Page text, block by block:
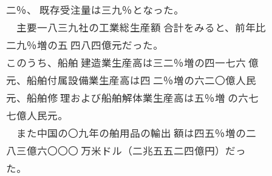
二％、 既存受注量は三九％となった。
主要一八三九社の工業総生産額 合計をみると、前年比
二九％増の五 四八四億元だった。
このうち、船舶 建造業生産高は三二％増の四一七六 億
元、船舶付属設備業生産高は四 二％増の六二〇億人民
元、船舶修 理および船舶解体業生産高は五％増 の六七
七億人民元。
また中国の〇九年の舶用品の輸出 額は四五％増の二
八三億六〇〇〇 万米ドル（二兆五五二四億円）だっ
た。